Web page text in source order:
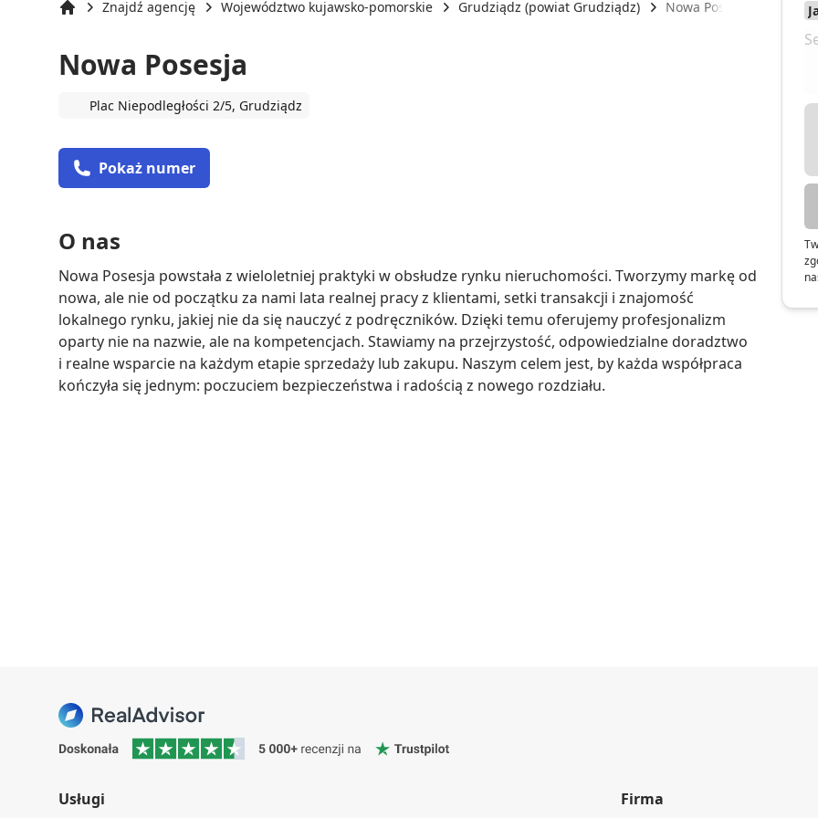
Znajdź agencję Województwo kujawsko-pomorskie Grudziądz (powiat Grudziądz) Nowa Posesja
Nowa Posesja
Plac Niepodległości 2/5, Grudziądz
Pokaż numer
O nas
Nowa Posesja powstała z wieloletniej praktyki w obsłudze rynku nieruchomości. Tworzymy markę od
nowa, ale nie od początku za nami lata realnej pracy z klientami, setki transakcji i znajomość
lokalnego rynku, jakiej nie da się nauczyć z podręczników. Dzięki temu oferujemy profesjonalizm
oparty nie na nazwie, ale na kompetencjach. Stawiamy na przejrzystość, odpowiedzialne doradztwo
i realne wsparcie na każdym etapie sprzedaży lub zakupu. Naszym celem jest, by każda współpraca
kończyła się jednym: poczuciem bezpieczeństwa i radością z nowego rozdziału.
Usługi Firma